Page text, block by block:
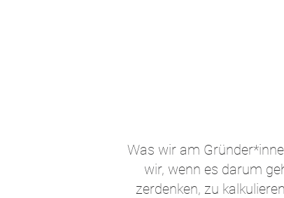
Was wir am
wir, wenn es darum
zerdenken, zu